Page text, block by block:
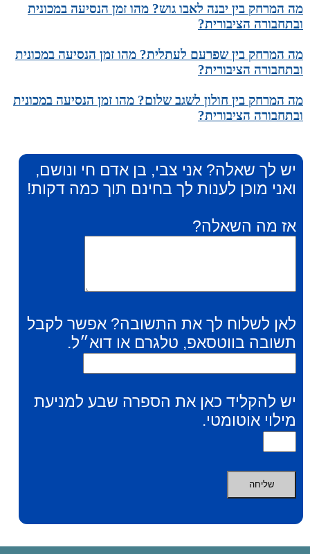
מה המרחק בין יבנה לאבו גוש? מהו זמן הנסיעה במכונית
ובתחבורה הציבורית?
מה המרחק בין שפרעם לעתלית? מהו זמן הנסיעה במכונית
ובתחבורה הציבורית?
מה המרחק בין חולון לשגב שלום? מהו זמן הנסיעה במכונית
ובתחבורה הציבורית?
יש לך שאלה? אני צבי, בן אדם חי ונושם,
ואני מוכן לענות לך בחינם תוך כמה דקות!
אז מה השאלה?
לאן לשלוח לך את התשובה? אפשר לקבל
תשובה בווטסאפ, טלגרם או דוא״ל.
יש להקליד כאן את הספרה שבע למניעת
מילוי אוטומטי.